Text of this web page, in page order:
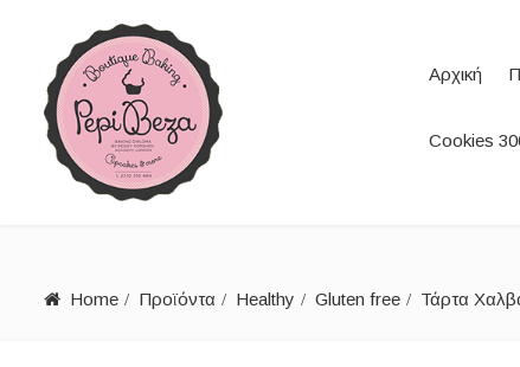
Αρχική
Cookies
Home Προϊόντα Healthy Gluten free Τάρτα